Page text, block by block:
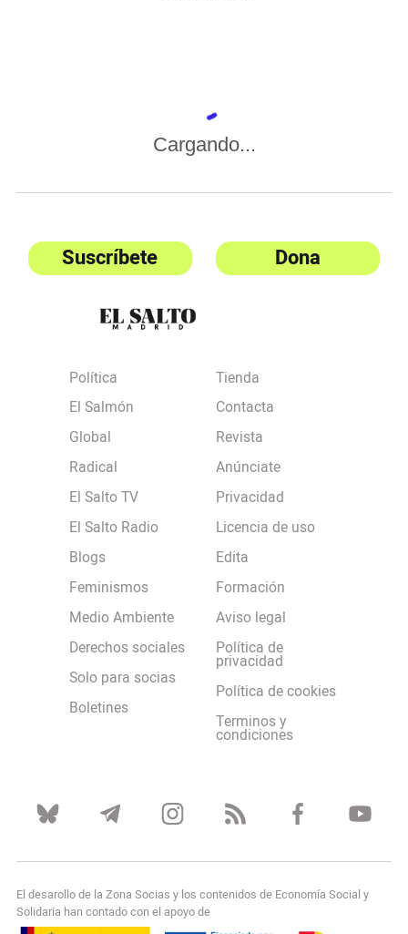
Cargando...
Suscríbete Dona
Política
El Salmón
Global
Radical
El Salto TV
El Salto Radio
Blogs
Feminismos
Medio Ambiente
Derechos sociales
Solo para socias
Boletines
Tienda
Contacta
Revista
Anúnciate
Privacidad
Licencia de uso
Edita
Formación
Aviso legal
Política de
privacidad
Política de cookies
Terminos y
condiciones
El desarollo de la Zona Socias y los contenidos de Economía Social y
Solidaria han contado con el apoyo de